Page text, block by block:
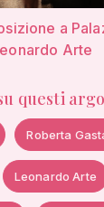
a
Arte
questi
Roberta
Leonardo Arte